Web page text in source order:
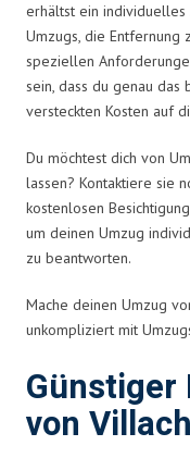
erhältst ein
Umzugs, die Entfernung
speziellen
sein, dass du genau das
versteckten Kosten auf
Du möchtest dich von
lassen? Kontaktiere sie
kostenlosen
um deinen Umzug
zu beantworten.
Mache deinen Umzug
unkompliziert mit
von